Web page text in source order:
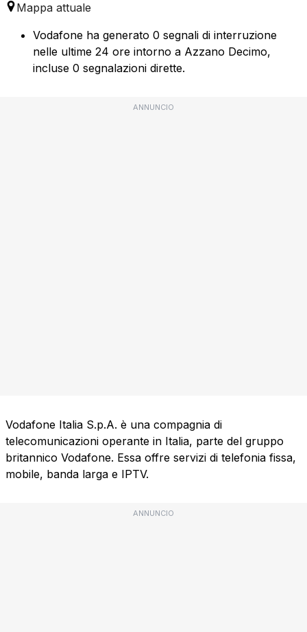
Mappa attuale
Vodafone ha generato 0 segnali di interruzione
nelle ultime 24 ore intorno a Azzano Decimo,
incluse 0 segnalazioni dirette.
ANNUNCIO
Vodafone Italia S.p.A. è una compagnia di
telecomunicazioni operante in Italia, parte del gruppo
britannico Vodafone. Essa offre servizi di telefonia fissa,
mobile, banda larga e IPTV.
ANNUNCIO